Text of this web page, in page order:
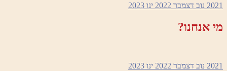
2021 נוב דצמבר 2022 ינו 2023
מי אנחנו?
2021 נוב דצמבר 2022 ינו 2023